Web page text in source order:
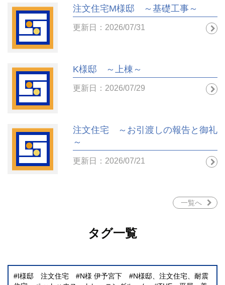
注文住宅M様邸 ～基礎工事～
更新日：2026/07/31
K様邸 ～上棟～
更新日：2026/07/29
注文住宅 ～お引渡しの報告と御礼
～
更新日：2026/07/21
一覧へ
タグ一覧
I様邸 注文住宅 N様 伊予宮下
N様邸、注文住宅、耐震